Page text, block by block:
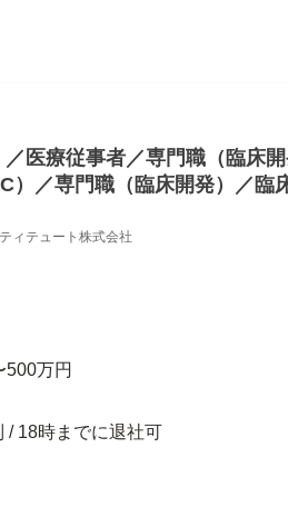
医療従事者／専門職（臨床
）／専門職（臨床開発）／臨
（病棟） ／医療従事者／看
射線技師
ィテュート株式会社
500万円
/ 18時までに退社可